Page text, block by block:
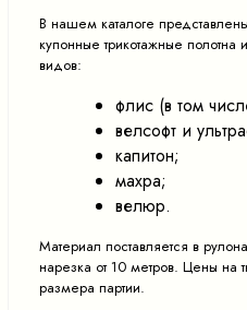
В нашем каталоге
купонные трикотажные
видов:
флис (в том
велсофт и
капитон;
махра;
велюр.
Материал поставляется в
нарезка от 10 метров. Цены на
размера партии.